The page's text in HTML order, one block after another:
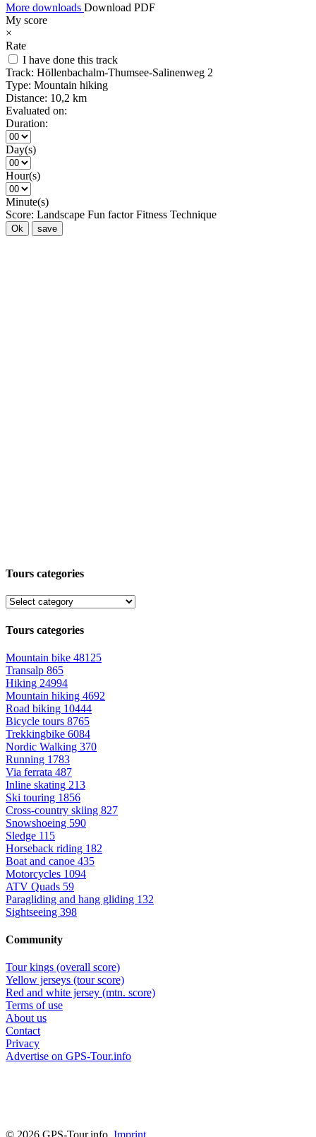
More downloads Download PDF
My score
×
Rate
I have done this track
Track: Höllenbachalm-Thumsee-Salinenweg 2
Type: Mountain hiking
Distance: 10,2 km
Evaluated on:
Duration:
Day(s)
Hour(s)
Minute(s)
Score: Landscape Fun factor Fitness Technique
Ok save
Tours categories
Tours categories
Mountain bike 48125
Transalp 865
Hiking 24994
Mountain hiking 4692
Road biking 10444
Bicycle tours 8765
Trekkingbike 6084
Nordic Walking 370
Running 1783
Via ferrata 487
Inline skating 213
Ski touring 1856
Cross-country skiing 827
Snowshoeing 590
Sledge 115
Horseback riding 182
Boat and canoe 435
Motorcycles 1094
ATV Quads 59
Paragliding and hang gliding 132
Sightseeing 398
Community
Tour kings (overall score)
Yellow jerseys (tour score)
Red and white jersey (mtn. score)
Terms of use
About us
Contact
Privacy
Advertise on GPS-Tour.info
© 2026 GPS-Tour.info, Imprint